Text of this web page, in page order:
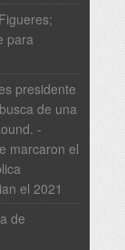
para
presidente
de una
-
marcaron el
el 2021
de